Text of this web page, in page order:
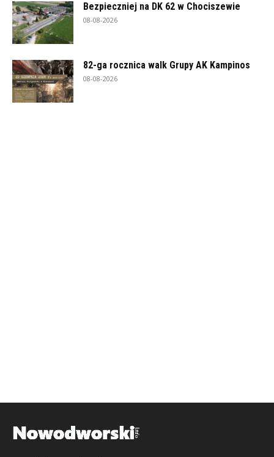
Bezpieczniej na DK 62 w Chociszewie
08-08-2026
82-ga rocznica walk Grupy AK Kampinos
08-08-2026